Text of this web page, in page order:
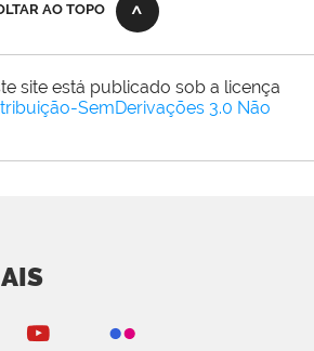
AO TOPO
site está publicado sob a licença
SemDerivações 3.0 Não